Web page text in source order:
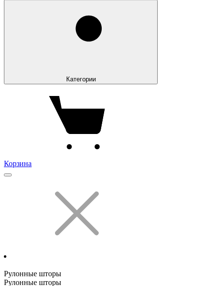
Категории
Корзина
Рулонные шторы
Рулонные шторы